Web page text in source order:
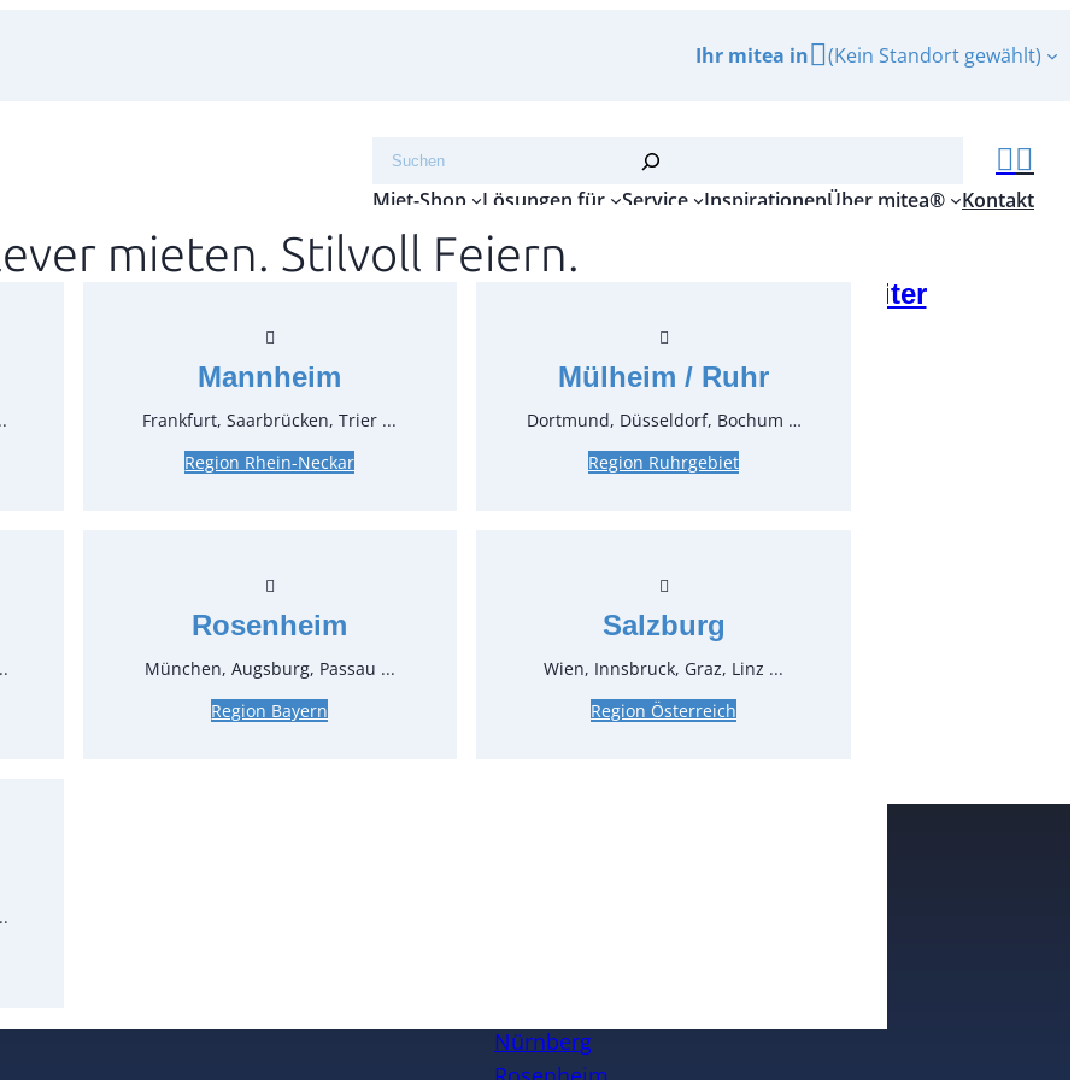
Ihr mitea in (Kein Standort gewählt)
Suchen
Miet-Shop
Lösungen für Service InspirationenÜber mitea® Kontakt
Petroleum für Gartenfackel 1 Liter
Verpackungseinheit:1Stück
Preise:
inkl. MwSt.
** Preis pro Stück
Nürnberg
mieten. Stilvoll Feiern.
Mannheim
Frankfurt, Saarbrücken, Trier ...
Region Rhein-Neckar
Mülheim / Ruhr
Dortmund, Düsseldorf, Bochum …
Region Ruhrgebiet
Rosenheim
München, Augsburg, Passau ...
Region Bayern
Salzburg
Wien, Innsbruck, Graz, Linz ...
Region Österreich